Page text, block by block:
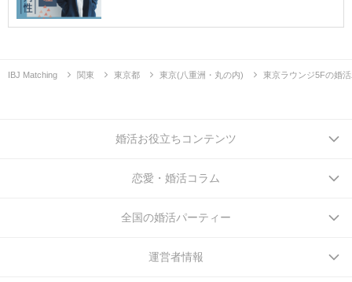
IBJ Matching 関東 東京都 東京(八重洲・丸の内) 東京ラウンジ5Fの婚
婚活お役立ちコンテンツ
恋愛・婚活コラム
全国の婚活パーティー
運営者情報